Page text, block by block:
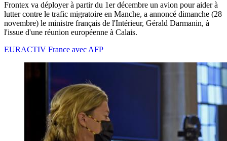
Frontex va déployer à partir du 1er décembre un avion pour aider à
lutter contre le trafic migratoire en Manche, a annoncé dimanche (28
novembre) le ministre français de l'Intérieur, Gérald Darmanin, à
l'issue d'une réunion européenne à Calais.
EURACTIV France avec AFP